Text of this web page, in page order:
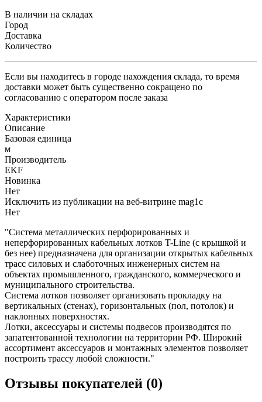
В наличии на складах
Город
Доставка
Количество
Если вы находитесь в городе нахождения склада, то время
доставки может быть существенно сокращено по
согласованию с оператором после заказа
Характеристики
Описание
Базовая единица
м
Производитель
EKF
Новинка
Нет
Исключить из публикации на веб-витрине mag1c
Нет
"Система металлических перфорированных и
неперфорированных кабельных лотков T-Line (с крышкой и
без нее) предназначена для организации открытых кабельных
трасс силовых и слаботочных инженерных систем на
объектах промышленного, гражданского, коммерческого и
муниципального строительства.
Система лотков позволяет организовать прокладку на
вертикальных (стенах), горизонтальных (пол, потолок) и
наклонных поверхностях.
Лотки, аксессуары и системы подвесов производятся по
запатентованной технологии на территории РФ. Широкий
ассортимент аксессуаров и монтажных элементов позволяет
построить трассу любой сложности."
Отзывы покупателей (0)